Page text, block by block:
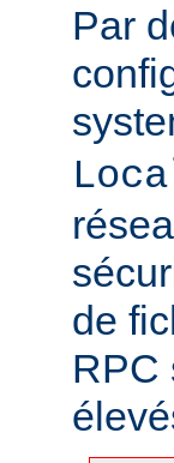
Par
de
RPC